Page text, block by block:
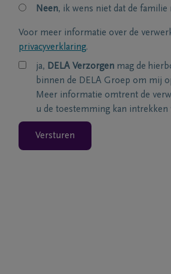
Neen, ik wens niet dat de
Voor meer informatie over de
privacyverklaring.
ja, DELA Verzorgen mag de
binnen de DELA Groep om mij
Meer informatie omtrent de
u de toestemming kan intrekken
Versturen